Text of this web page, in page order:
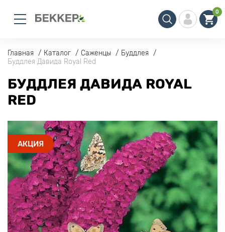
0
Главная Каталог Саженцы
Буддлея
Буддлея Давида Royal Red
БУДДЛЕЯ ДАВИДА ROYAL
RED
АКЦИЯ